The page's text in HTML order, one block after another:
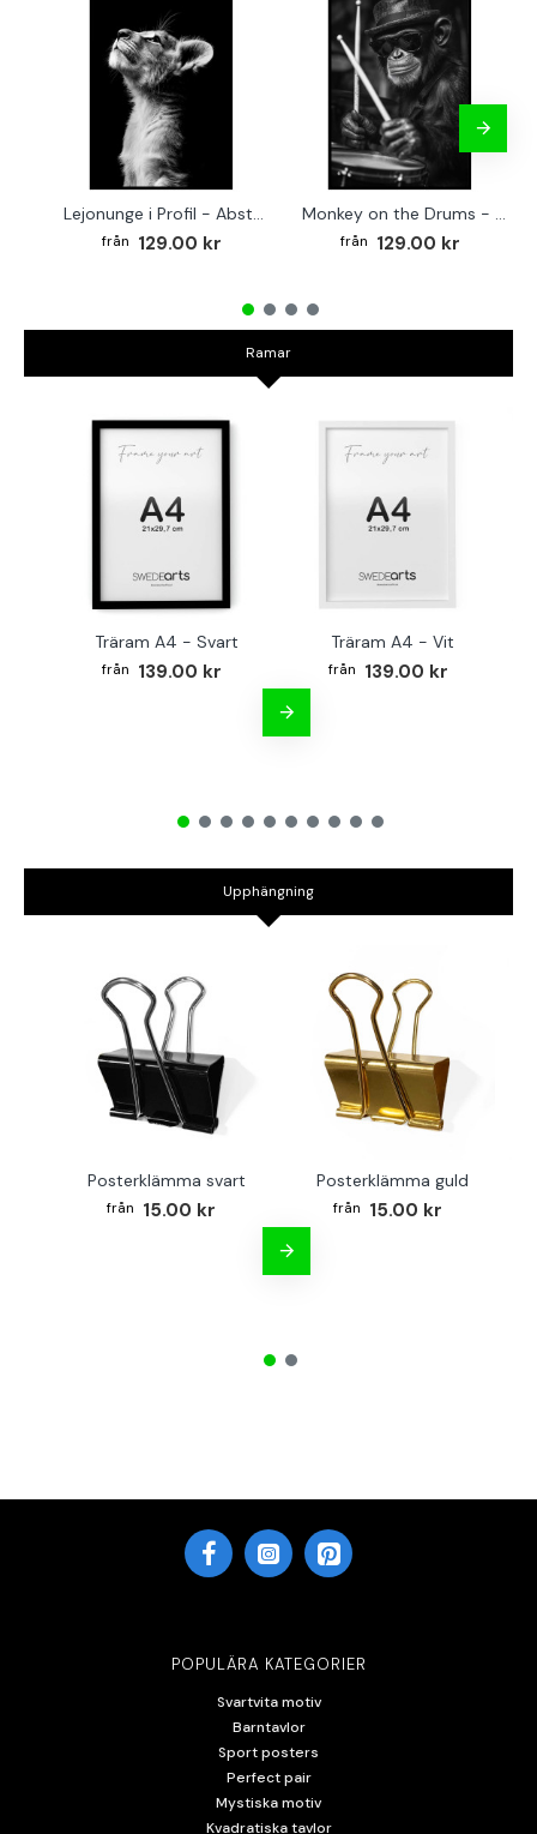
Lejonunge i Profil - Abstrakt poster i svartvitt
129.00 kr
Monkey on the Drums - Trendig poster
129.00 kr
Ramar
Träram A4 - Svart
139.00 kr
Träram A4 - Vit
139.00 kr
Upphängning
Posterklämma svart
15.00 kr
Posterklämma guld
15.00 kr
POPULÄRA KATEGORIER
Svartvita motiv
Barntavlor
Sport posters
Perfect pair
Mystiska motiv
Kvadratiska tavlor